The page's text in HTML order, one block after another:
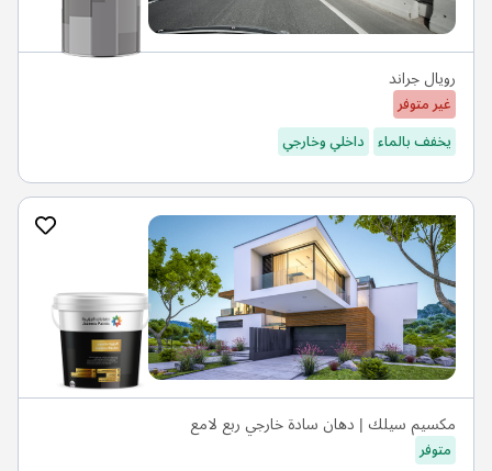
رويال جراند
غير متوفر
يخفف بالماء داخلي وخارجي
مكسيم سيلك | دهان سادة خارجي ربع لامع
متوفر